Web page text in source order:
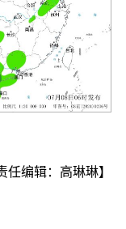
任编辑：高琳琳】